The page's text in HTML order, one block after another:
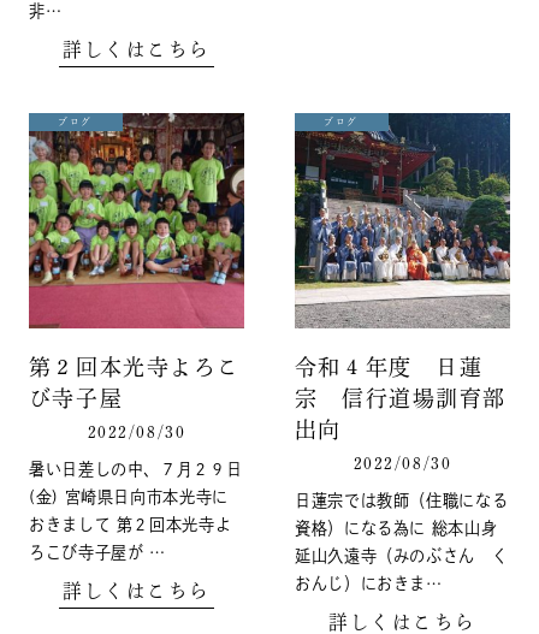
非…
詳しくはこちら
ブログ
第２回本光寺よろこ
び寺子屋
2022/08/30
暑い日差しの中、７月２９日
(金) 宮崎県日向市本光寺に
おきまして 第２回本光寺よ
ろこび寺子屋が …
詳しくはこちら
ブログ
令和４年度 日蓮
宗 信行道場訓育部
出向
2022/08/30
日蓮宗では教師（住職になる
資格）になる為に 総本山身
延山久遠寺（みのぶさん く
おんじ）におきま…
詳しくはこちら